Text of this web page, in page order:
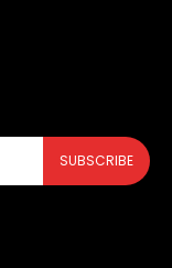
SUBSCRIBE